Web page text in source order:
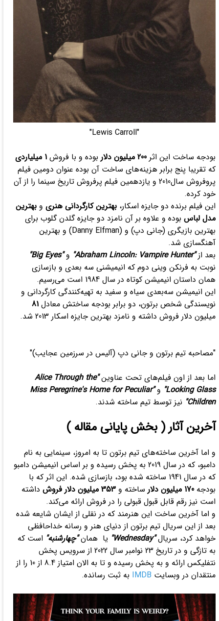
"Lewis Carroll"
بودجه ساخت این اثر200 میلیون دلار بوده و با فروش 1 میلیاردی
که تقریبا پنج برابر هزینه‌های ساخت آن بوده عنوان دومین فیلم
پروفروش سال2010 و یازدهمین فیلم پرفروش تاریخ سینما را از آن
خود کرده.
این فیلم برنده دو جایزه اسکار، بهترین کارگردانی هنریو بهترین
مدل لباسبوده و علاوه بر آن نامزد دو جایزه گلدن گلوب برای
بهترین بازیگری (جانی دپ) و (Danny Elfman) و بهترین
آهنگسازی شد.
بعد از"Abraham Lincoln: Vampire Hunter" و"Big Eyes"
نوبت به فرنکن وینی دوم که انیمیشنی سه بعدی و بازسازی
همان داستان انیمیشن کوتاه در سال 1984 است می‌رسیم.
این انیمیشن سه‌بعدی سیاه و سفید به تهیه‌کنندگی کارگردانی و
نویسندگی شخص برتون، دو برابر بودجه ساختش معادل 81
میلیون دلار فروش داشته و نامزد بهترین جایزه اسکار 2013 شد.
"مصاحبه تیم برتون و جانی دپ (آلیس در سرزمین عجایب)"
اما بعد از اون فیلم‌های تحت عناوین "Alice Through the
Looking Glass" و "Miss Peregrine's Home for Peculiar
Children" نیز توسط تیم ساخته شدند.
آخرین آثار ( بخش پایانی مقاله )
و اما آخرین ساخته‌‌های تیم برتون تا به امروز، سینمایی به نام
دامبو، که در سال 2019 به پخش رسیده و بر اساس انیمیشن دامبو
که در سال 1941 ساخته شده بود، بازسازی شده. این اثر که با
بودجه170 میلیون دلار ساخته و 353 میلیون دلار فروش
داشته
است نیز رقم قابل قبول قبولی را در فروش ارائه می‌کند.
و اما آخرین ساخت این هنرمند که در نقلی از ایشان شایعه شده
بعد از این سریال تیم برتون از دنیای هنر و رسانه خداحافظی
خواهد کرد، سریال"Wednesday" یا همان"چهارشنبه" است که
به تازگی و در تاریخ 23 نوامبر سال 2022 از سرویس پخش
نتفلیکس ارائه و به پخش رسیده و تا به الان امتیاز 8.4 از 10 را از
منتقدان در وبسایت IMDB به ثبت رسانده.